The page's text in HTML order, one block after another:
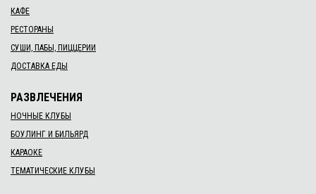
КАФЕ
РЕСТОРАНЫ
СУШИ, ПАБЫ, ПИЦЦЕРИИ
ДОСТАВКА ЕДЫ
РАЗВЛЕЧЕНИЯ
НОЧНЫЕ КЛУБЫ
БОУЛИНГ И БИЛЬЯРД
КАРАОКЕ
ТЕМАТИЧЕСКИЕ КЛУБЫ